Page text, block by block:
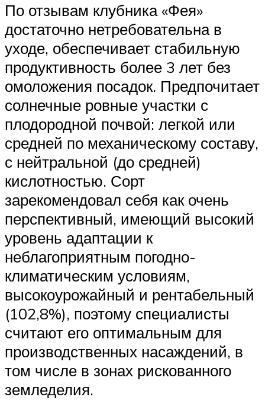
По отзывам клубника «Фея»
достаточно нетребовательна в
уходе, обеспечивает стабильную
продуктивность более 3 лет без
омоложения посадок. Предпочитает
солнечные ровные участки с
плодородной почвой: легкой или
средней по механическому составу,
с нейтральной (до средней)
кислотностью. Сорт
зарекомендовал себя как очень
перспективный, имеющий высокий
уровень адаптации к
неблагоприятным погодно-
климатическим условиям,
высокоурожайный и рентабельный
(102,8%), поэтому специалисты
считают его оптимальным для
производственных насаждений, в
том числе в зонах рискованного
земледелия.